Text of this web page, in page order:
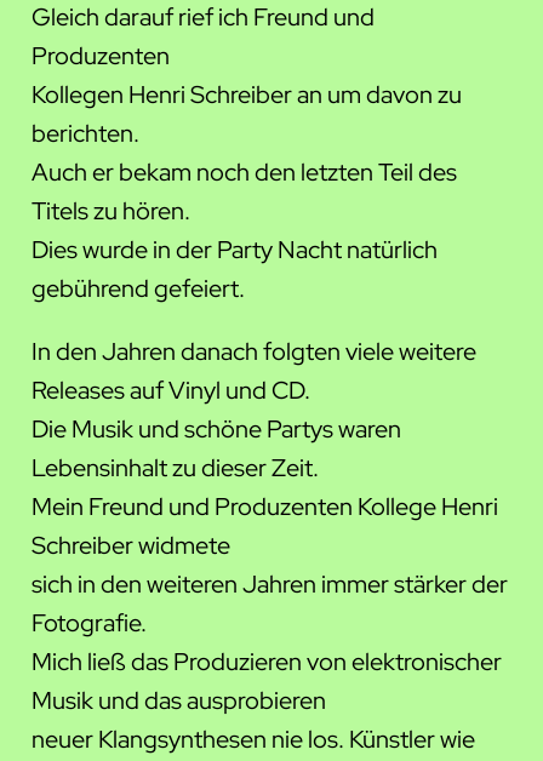
Gleich darauf rief ich Freund und
Produzenten
Kollegen Henri Schreiber an um davon zu
berichten.
Auch er bekam noch den letzten Teil des
Titels zu hören.
Dies wurde in der Party Nacht natürlich
gebührend gefeiert.
In den Jahren danach folgten viele weitere
Releases auf Vinyl und CD.
Die Musik und schöne Partys waren
Lebensinhalt zu dieser Zeit.
Mein Freund und Produzenten Kollege Henri
Schreiber widmete
sich in den weiteren Jahren immer stärker der
Fotografie.
Mich ließ das Produzieren von elektronischer
Musik und das ausprobieren
neuer Klangsynthesen nie los. Künstler wie